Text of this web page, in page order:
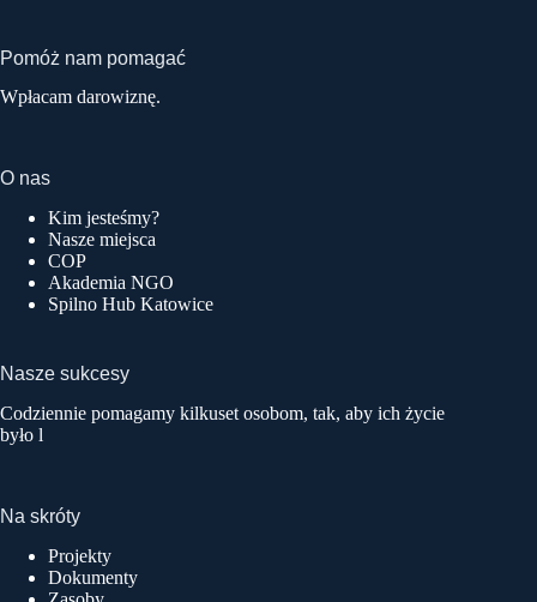
Pomóż nam pomagać
Wpłacam darowiznę.
O nas
Kim jesteśmy?
Nasze miejsca
COP
Akademia NGO
Spilno Hub Katowice
Nasze sukcesy
Codziennie pomagamy kilkuset osobom, tak, aby ich życie
było l
Na skróty
Projekty
Dokumenty